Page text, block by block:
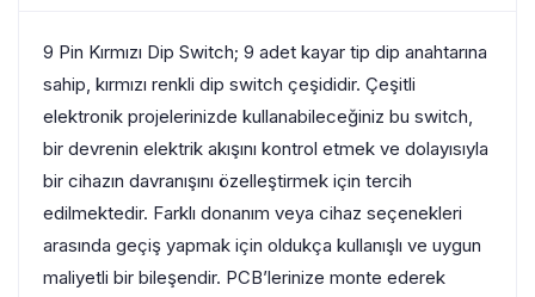
9 Pin Kırmızı Dip Switch; 9 adet kayar tip dip anahtarına
sahip, kırmızı renkli dip switch çeşididir. Çeşitli
elektronik projelerinizde kullanabileceğiniz bu switch,
bir devrenin elektrik akışını kontrol etmek ve dolayısıyla
bir cihazın davranışını özelleştirmek için tercih
edilmektedir. Farklı donanım veya cihaz seçenekleri
arasında geçiş yapmak için oldukça kullanışlı ve uygun
maliyetli bir bileşendir. PCB’lerinize monte ederek